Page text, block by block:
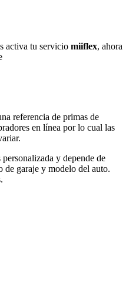
activa tu servicio miiflex, ahora
referencia de primas de
en línea por lo cual las
y depende de
de garaje y modelo del auto.